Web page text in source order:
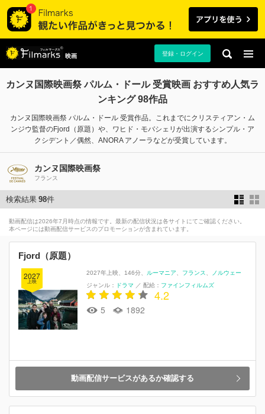
映画 登録・ログイン
カンヌ国際映画祭 パルム・ドール 受賞映画 おすすめ人気ラ
ンキング 98作品
カンヌ国際映画祭 パルム・ドール 受賞作品。これまでにクリスティアン・ム
ンジウ監督のFjord（原題）や、ワヒド・モバシェリが出演するシンプル・ア
クシデント／偶然、ANORA アノーラなどが受賞しています。
カンヌ国際映画祭
フランス
検索結果 98件
動画配信は2026年7月時点の情報です。最新の配信状況は各サイトにてご確認ください。
本ページには動画配信サービスのプロモーションが含まれています。
Fjord（原題）
2027
上映
2027年上映 146分 ルーマニア フランス
ノルウェー
ジャンル：
ドラマ ／ 配給： ファインフィルムズ
4.2
5 1892
動画配信サービスがあるか確認する